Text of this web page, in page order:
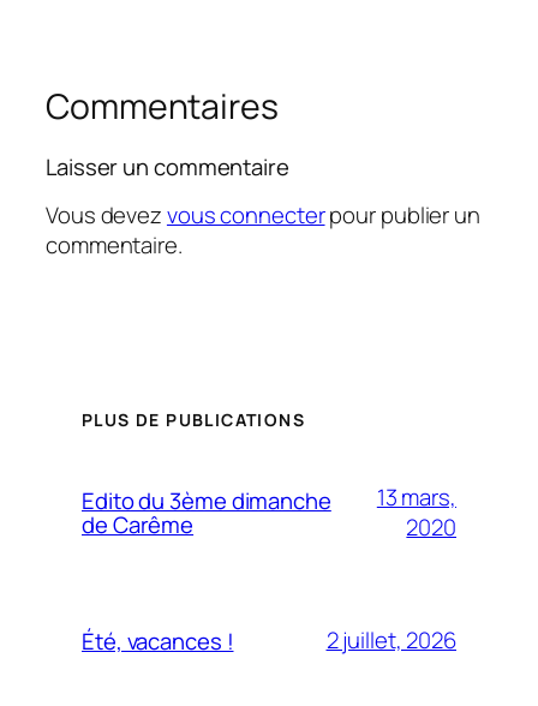
Commentaires
Laisser un commentaire
Vous devezvous connecterpour publier un
commentaire.
PLUS DE PUBLICATIONS
Edito du 3ème dimanche
de Carême
13 mars,
2020
Été, vacances ! 2 juillet, 2026